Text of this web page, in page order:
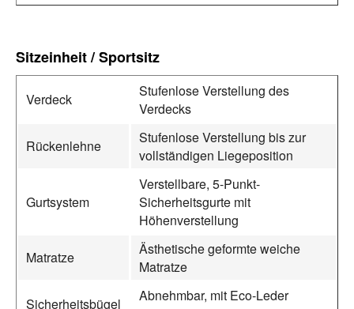
Sitzeinheit / Sportsitz
Verdeck
Stufenlose Verstellung des
Verdecks
Rückenlehne
Stufenlose Verstellung bis zur
vollständigen Liegeposition
Gurtsystem
Verstellbare, 5-Punkt-
Sicherheitsgurte mit
Höhenverstellung
Matratze
Ästhetische geformte weiche
Matratze
Sicherheitsbügel
Abnehmbar, mit Eco-Leder